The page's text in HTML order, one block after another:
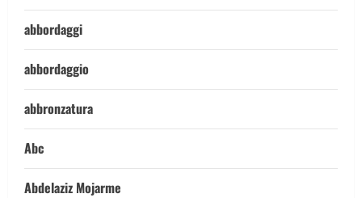
abbordaggi
abbordaggio
abbronzatura
Abc
Abdelaziz Mojarme